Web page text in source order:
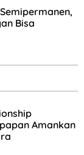
Bisa
Amankan